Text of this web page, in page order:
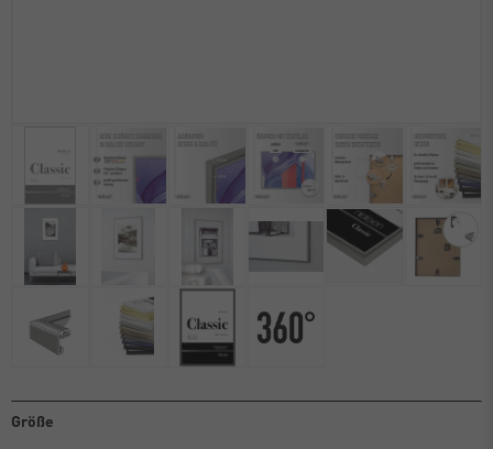
Größe